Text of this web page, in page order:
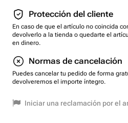
Protección del cliente
En caso de que el artículo no coincida
devolverlo a la tienda o quedarte el
en dinero.
Normas de cancelación
Puedes cancelar tu pedido de forma
devolveremos el importe íntegro.
Iniciar una reclamación por el